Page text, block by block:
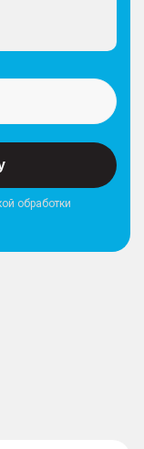
обработки